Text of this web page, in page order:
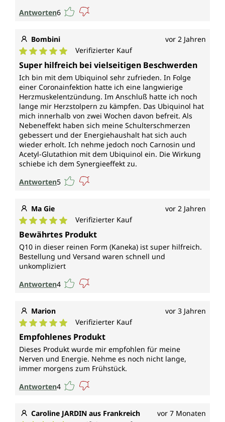
Antworten6
Bombini vor 2 Jahren
Durchschnittliche Bewertung von 5 von 5 Sternen
Verifizierter Kauf
Super hilfreich bei vielseitigen Beschwerden
Ich bin mit dem Ubiquinol sehr zufrieden. In Folge
einer Coronainfektion hatte ich eine langwierige
Herzmuskelentzündung. Im Anschluß hatte ich noch
lange mir Herzstolpern zu kämpfen. Das Ubiquinol hat
mich innerhalb von zwei Wochen davon befreit. Als
Nebeneffekt haben sich meine Schulterschmerzen
gebessert und der Energiehaushalt hat sich auch
wieder erholt. Ich nehme jedoch noch Carnosin und
Acetyl-Glutathion mit dem Ubiquinol ein. Die Wirkung
schiebe ich dem Synergieeffekt zu.
Antworten5
Ma Gie vor 2 Jahren
Durchschnittliche Bewertung von 5 von 5 Sternen
Verifizierter Kauf
Bewährtes Produkt
Q10 in dieser reinen Form (Kaneka) ist super hilfreich.
Bestellung und Versand waren schnell und
unkompliziert
Antworten4
Marion vor 3 Jahren
Durchschnittliche Bewertung von 5 von 5 Sternen
Verifizierter Kauf
Empfohlenes Produkt
Dieses Produkt wurde mir empfohlen für meine
Nerven und Energie. Nehme es noch nicht lange,
immer morgens zum Frühstück.
Antworten4
Caroline JARDIN aus Frankreich
vor 7 Monaten